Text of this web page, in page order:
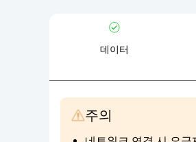
데이터
주의